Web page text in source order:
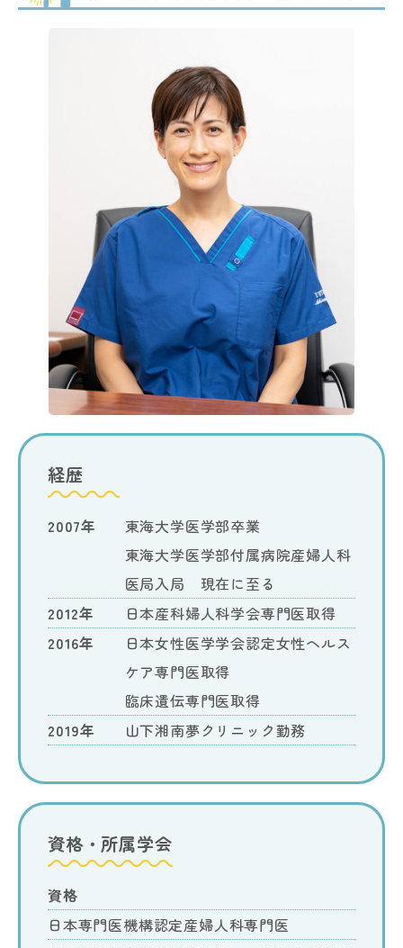
経歴
2007年
東海大学医学部卒業
東海大学医学部付属病院産婦人科
医局入局 現在に至る
2012年
日本産科婦人科学会専門医取得
2016年
日本女性医学学会認定女性ヘルス
ケア専門医取得
臨床遺伝専門医取得
2019年
山下湘南夢クリニック勤務
資格・所属学会
資格
日本専門医機構認定産婦人科専門医